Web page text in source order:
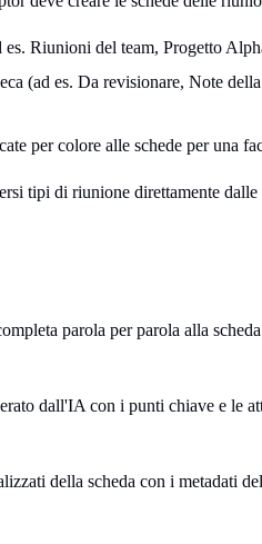
Riunioni del team, Progetto
(ad es. Da revisionare, Note
per colore alle schede per una
tipi di riunione direttamente
parola per parola alla
dall'IA con i punti chiave e le
della scheda con i metadati